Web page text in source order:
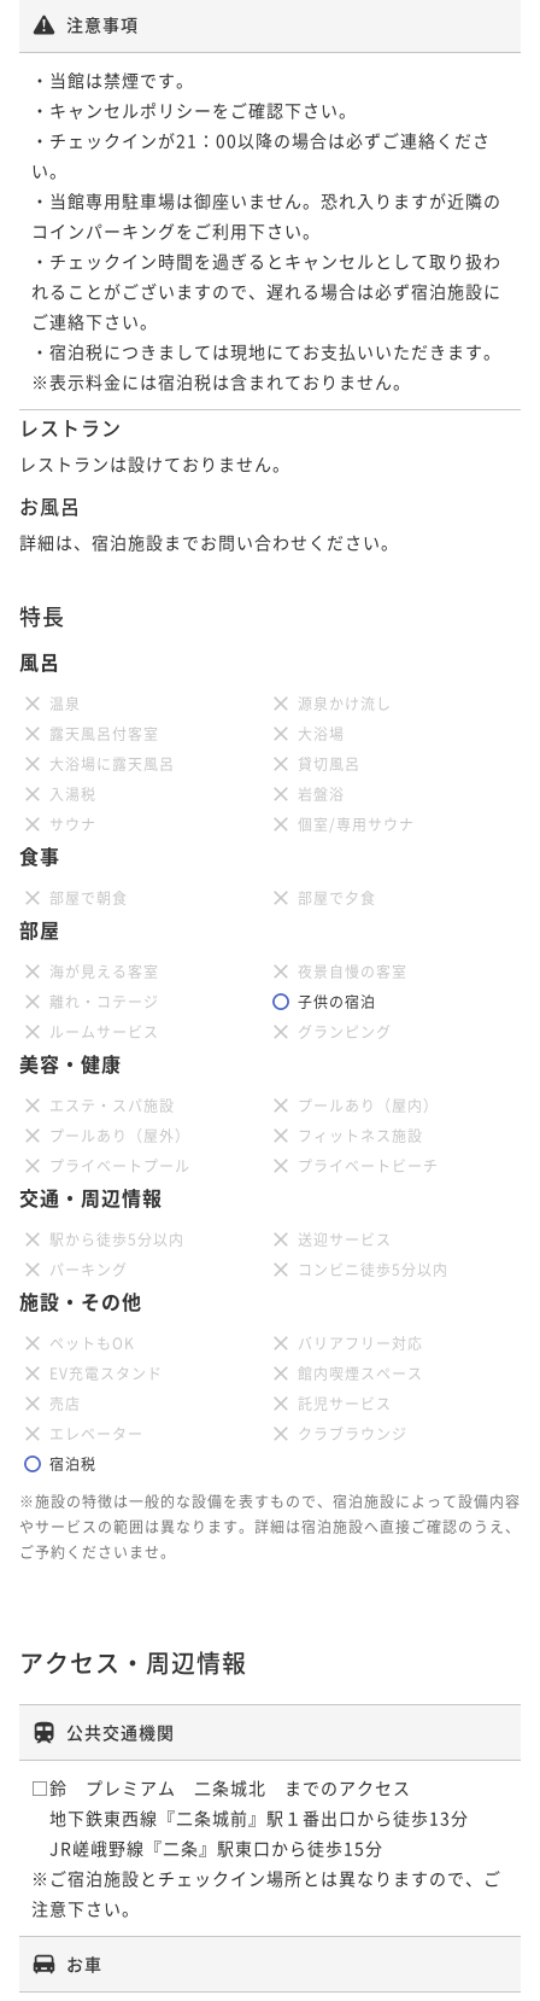
注意事項
・当館は禁煙です。
・キャンセルポリシーをご確認下さい。
・チェックインが21：00以降の場合は必ずご連絡くださ
い。
・当館専用駐車場は御座いません。恐れ入りますが近隣の
コインパーキングをご利用下さい。
・チェックイン時間を過ぎるとキャンセルとして取り扱わ
れることがございますので、遅れる場合は必ず宿泊施設に
ご連絡下さい。
・宿泊税につきましては現地にてお支払いいただきます。
※表示料金には宿泊税は含まれておりません。
レストラン
レストランは設けておりません。
お風呂
詳細は、宿泊施設までお問い合わせください。
特長
風呂
温泉
源泉かけ流し
露天風呂付客室
大浴場
大浴場に露天風呂
貸切風呂
入湯税
岩盤浴
サウナ
個室/専用サウナ
食事
部屋で朝食 部屋で夕食
部屋
海が見える客室
夜景自慢の客室
離れ・コテージ
子供の宿泊
ルームサービス
グランピング
美容・健康
エステ・スパ施設
プールあり（屋内）
プールあり（屋外）
フィットネス施設
プライベートプール
プライベートビーチ
交通・周辺情報
駅から徒歩5分以内
送迎サービス
パーキング
コンビニ徒歩5分以内
施設・その他
ペットもOK
バリアフリー対応
EV充電スタンド
館内喫煙スペース
売店
託児サービス
エレベーター
クラブラウンジ
宿泊税
※施設の特徴は一般的な設備を表すもので、宿泊施設によって設備内容
やサービスの範囲は異なります。詳細は宿泊施設へ直接ご確認のうえ、
ご予約くださいませ。
アクセス・周辺情報
公共交通機関
□鈴　プレミアム　二条城北　までのアクセス
地下鉄東西線『二条城前』駅１番出口から徒歩13分
JR嵯峨野線『二条』駅東口から徒歩15分
※ご宿泊施設とチェックイン場所とは異なりますので、ご
注意下さい。
お車